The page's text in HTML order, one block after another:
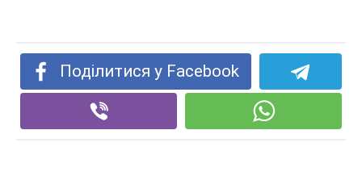
Поділитися у Facebook